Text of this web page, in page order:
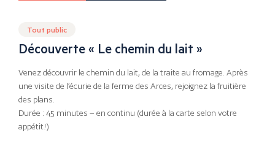
Tout public
Découverte « Le chemin du lait »
Venez découvrir le chemin du lait, de la traite au fromage. Après
une visite de l’écurie de la ferme des Arces, rejoignez la fruitière
des plans.
Durée : 45 minutes – en continu (durée à la carte selon votre
appétit!)